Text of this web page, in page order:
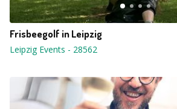
Frisbeegolf in Leipzig
Leipzig Events - 28562